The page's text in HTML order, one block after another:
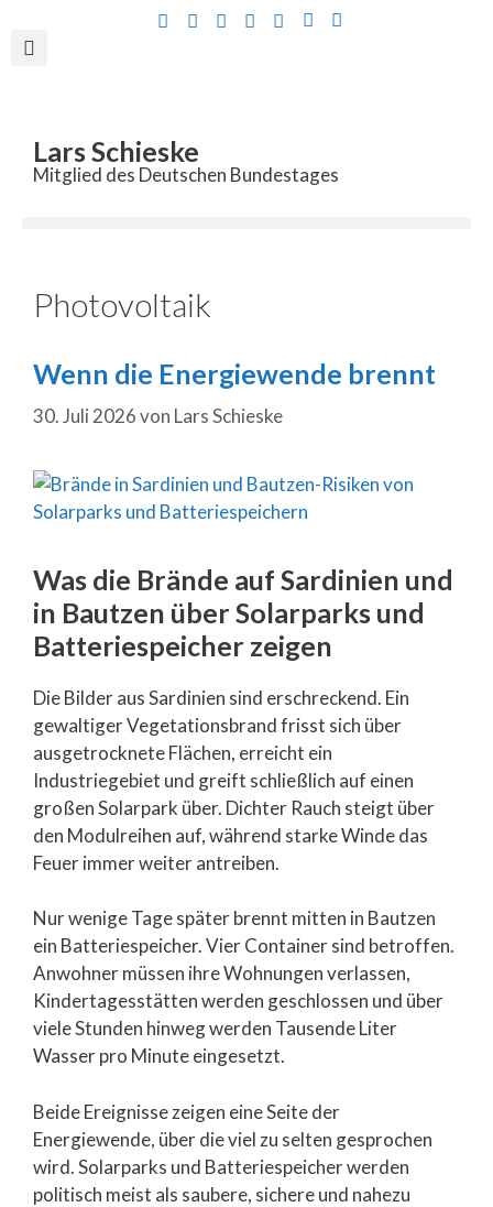
Lars Schieske
Mitglied des Deutschen Bundestages
Photovoltaik
Wenn die Energiewende brennt
30. Juli 2026von Lars Schieske
Was die Brände auf Sardinien und
in Bautzen über Solarparks und
Batteriespeicher zeigen
Die Bilder aus Sardinien sind erschreckend. Ein
gewaltiger Vegetationsbrand frisst sich über
ausgetrocknete Flächen, erreicht ein
Industriegebiet und greift schließlich auf einen
großen Solarpark über. Dichter Rauch steigt über
den Modulreihen auf, während starke Winde das
Feuer immer weiter antreiben.
Nur wenige Tage später brennt mitten in Bautzen
ein Batteriespeicher. Vier Container sind betroffen.
Anwohner müssen ihre Wohnungen verlassen,
Kindertagesstätten werden geschlossen und über
viele Stunden hinweg werden Tausende Liter
Wasser pro Minute eingesetzt.
Beide Ereignisse zeigen eine Seite der
Energiewende, über die viel zu selten gesprochen
wird. Solarparks und Batteriespeicher werden
politisch meist als saubere, sichere und nahezu